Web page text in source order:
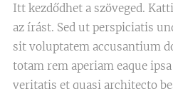
Itt kezdődhet a szöveged.
az írást. Sed ut perspiciatis
sit voluptatem accusantium
totam rem aperiam eaque
veritatis et quasi architecto